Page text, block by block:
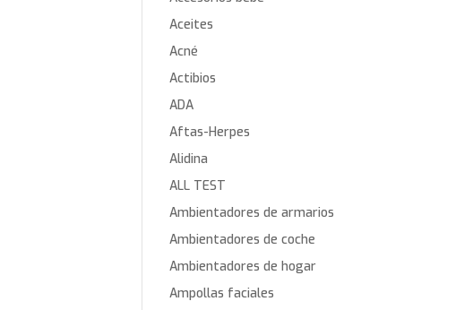
Aceites
Acné
Actibios
ADA
Aftas-Herpes
Alidina
ALL TEST
Ambientadores de armarios
Ambientadores de coche
Ambientadores de hogar
Ampollas faciales